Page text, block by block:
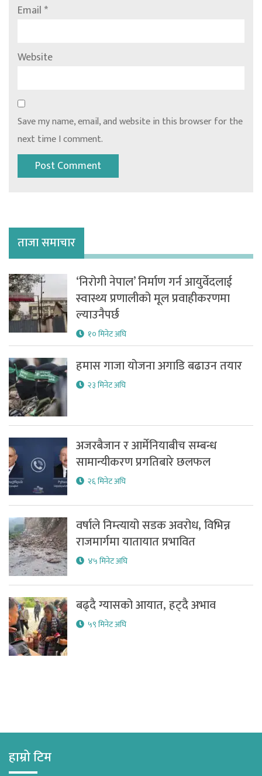
Email*
Website
Save my name, email, and website in this browser for the
next time I comment.
ताजा समाचार
‘निरोगी नेपाल’ निर्माण गर्न आयुर्वेदलाई
स्वास्थ्य प्रणालीको मूल प्रवाहीकरणमा
ल्याउनैपर्छ
१० मिनेट अघि
हमास गाजा योजना अगाडि बढाउन तयार
२३ मिनेट अघि
अजरबैजान र आर्मेनियाबीच सम्बन्ध
सामान्यीकरण प्रगतिबारे छलफल
२६ मिनेट अघि
वर्षाले निम्त्यायो सडक अवरोध, विभिन्न
राजमार्गमा यातायात प्रभावित
४५ मिनेट अघि
बढ्दै ग्यासको आयात, हट्दै अभाव
५९ मिनेट अघि
हाम्रो टिम